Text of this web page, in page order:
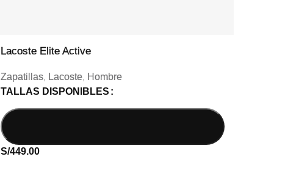
Lacoste Elite Active
Zapatillas, Lacoste, Hombre
TALLAS DISPONIBLES
S/449.00